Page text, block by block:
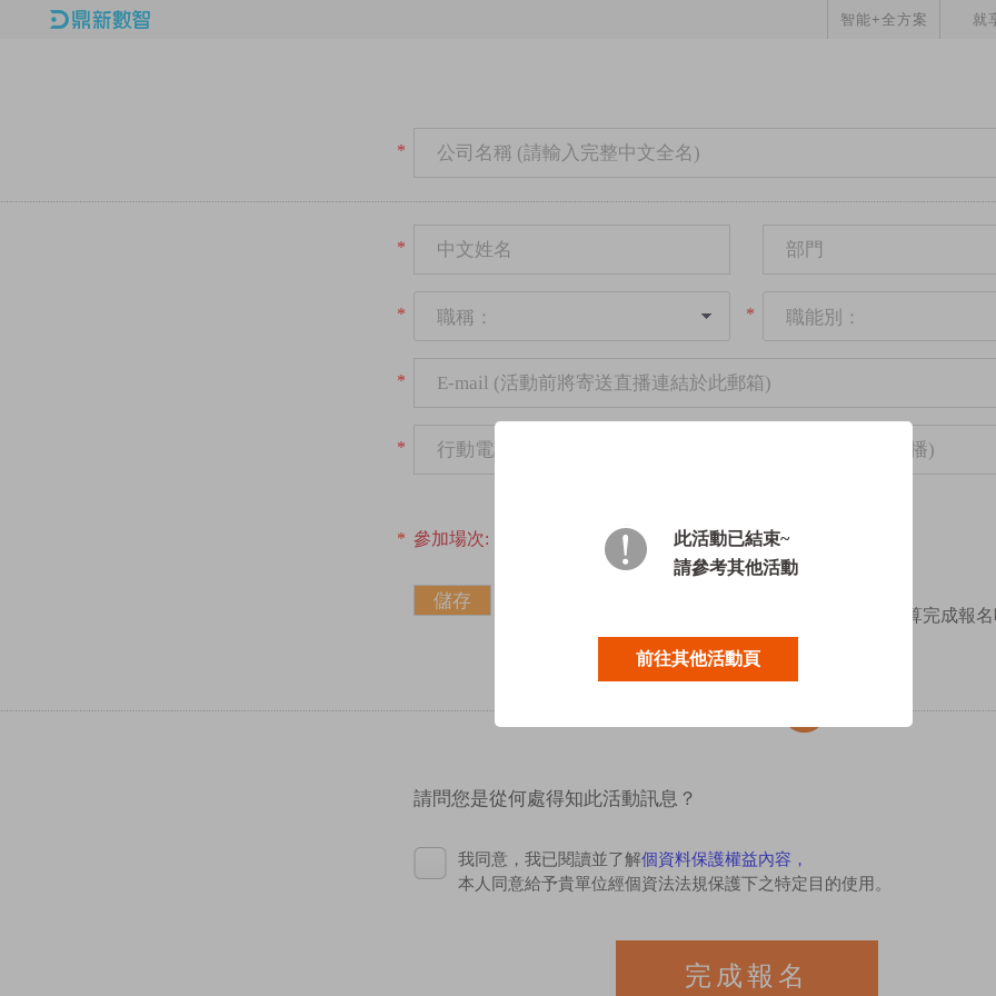
智能+全方案 就
此活動已結束~
請參考其他活動
前往其他活動頁
*
*
* 職稱： * 職能別：
*
*
* 參加場次:
全部報名完後，要到下方點選立即報名才算完成報
請問您是從何處得知此活動訊息？
我同意，我已閱讀並了解個資料保護權益內容，
本人同意給予貴單位經個資法法規保護下之特定目的使用。
完成報名